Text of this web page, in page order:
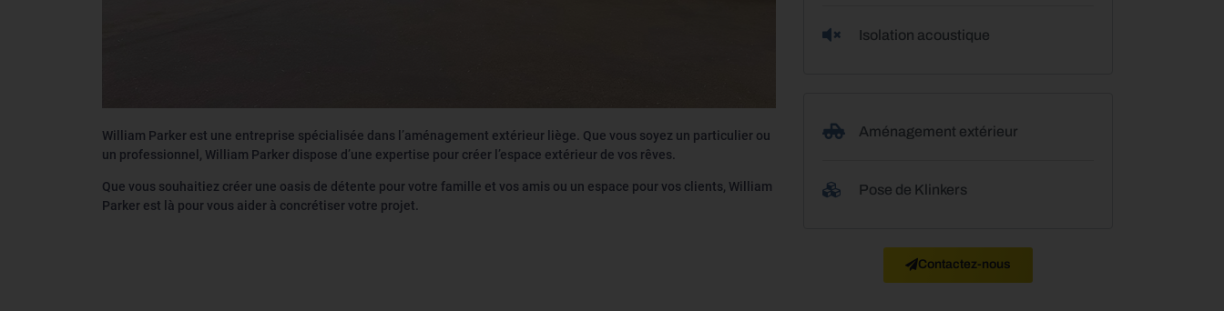
William Parker est une entreprise spécialisée dans l’aménagement extérieur liège. Que vous soyez un particulier ou
un professionnel, William Parker dispose d’une expertise pour créer l’espace extérieur de vos rêves.
Que vous souhaitiez créer une oasis de détente pour votre famille et vos amis ou un espace pour vos clients, William
Parker est là pour vous aider à concrétiser votre projet.
Isolation acoustique
Aménagement extérieur
Pose de Klinkers
Contactez-nous